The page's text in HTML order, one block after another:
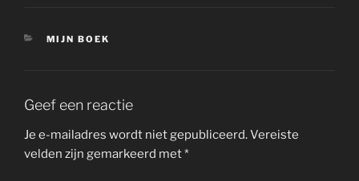
CATEGORIEËN
MIJN BOEK
Geef een reactie
Je e-mailadres wordt niet gepubliceerd.Vereiste
velden zijn gemarkeerd met*